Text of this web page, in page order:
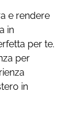
e rendere
in
per te.
per
in